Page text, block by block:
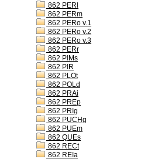
862 PERl
862 PERm
862 PERo v.1
862 PERo v.2
862 PERo v.3
862 PERr
862 PIMs
862 PIR
862 PLOt
862 POLd
862 PRAi
862 PREp
862 PRIg
862 PUCHg
862 PUEm
862 QUEs
862 RECt
862 REIa